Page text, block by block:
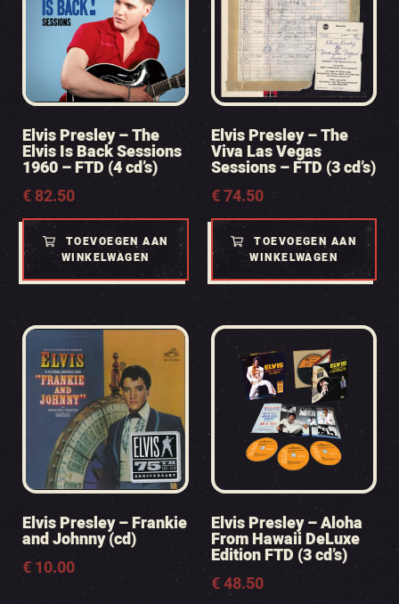
Elvis Presley – The
Elvis Is Back Sessions
1960 – FTD (4 cd’s)
€82.50
TOEVOEGEN AAN
WINKELWAGEN
Elvis Presley – The
Viva Las Vegas
Sessions – FTD (3 cd’s)
€74.50
TOEVOEGEN AAN
WINKELWAGEN
Elvis Presley – Frankie
and Johnny (cd)
€10.00
Elvis Presley – Aloha
From Hawaii DeLuxe
Edition FTD (3 cd’s)
€48.50